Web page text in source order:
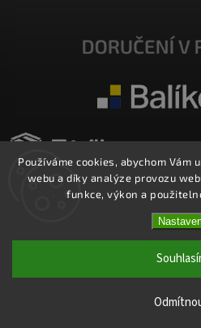
Používáme cookies, abychom
webu a díky analýze provozu
funkce, výkon a
E-SHOP MILATA.
Upravit